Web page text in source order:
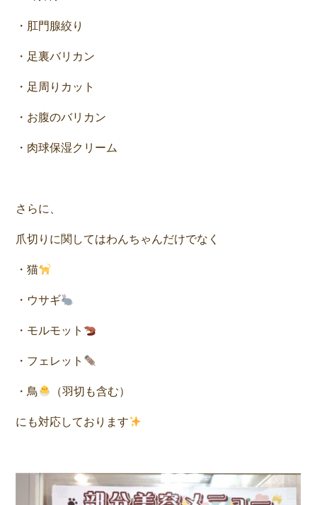
・肛門腺絞り
・足裏バリカン
・足周りカット
・お腹のバリカン
・肉球保湿クリーム
さらに、
爪切りに関してはわんちゃんだけでなく
・猫
・ウサギ
・モルモット
・フェレット
・鳥 （羽切も含む）
にも対応しております